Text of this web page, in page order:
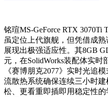
铭瑄MS-GeForce RTX 3070Ti
虽定位上代旗舰，但凭借成
展现出极强适应性。其8GB
元，在SolidWorks装配体实时
《赛博朋克2077》实时光追
流散热系统确保连续三小时
松、更看重即插即用稳定性